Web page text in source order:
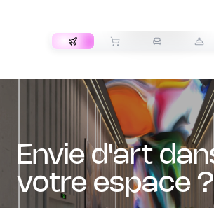
envie d'art dans
votre espace ?